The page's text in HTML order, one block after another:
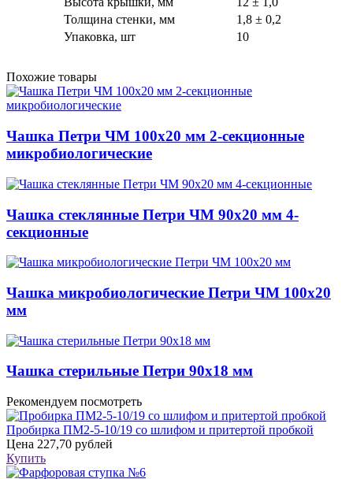
Толщина стенки, мм
1,8 ± 0,2
Упаковка, шт
10
Похожие товары
Чашка Петри ЧМ 100х20 мм 2-секционные
микробиологические
Чашка стеклянные Петри ЧМ 90х20 мм 4-
секционные
Чашка микробиологические Петри ЧМ 100х20
мм
Чашка стерильные Петри 90х18 мм
Рекомендуем посмотреть
Пробирка ПМ2-5-10/19 со шлифом и притертой пробкой
Цена 227,70 рублей
Купить